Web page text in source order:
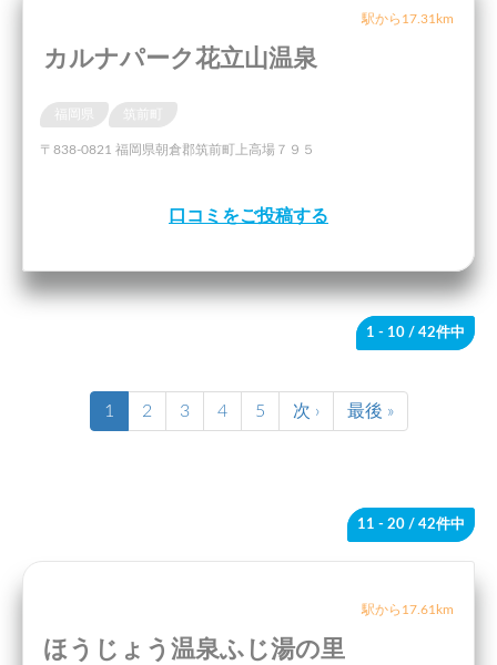
駅から17.31km
カルナパーク花立山温泉
〒838-0821 福岡県朝倉郡筑前町上高場７９５
口コミをご投稿する
1 - 10 / 42件中
1 2 3 4 5 次 › 最後 »
11 - 20 / 42件中
駅から17.61km
ほうじょう温泉ふじ湯の里